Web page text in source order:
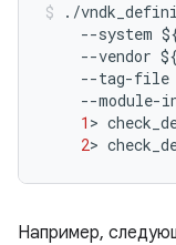
./
--system $
--vendor ${
--tag-file
--module-
1 >
2>
Например,